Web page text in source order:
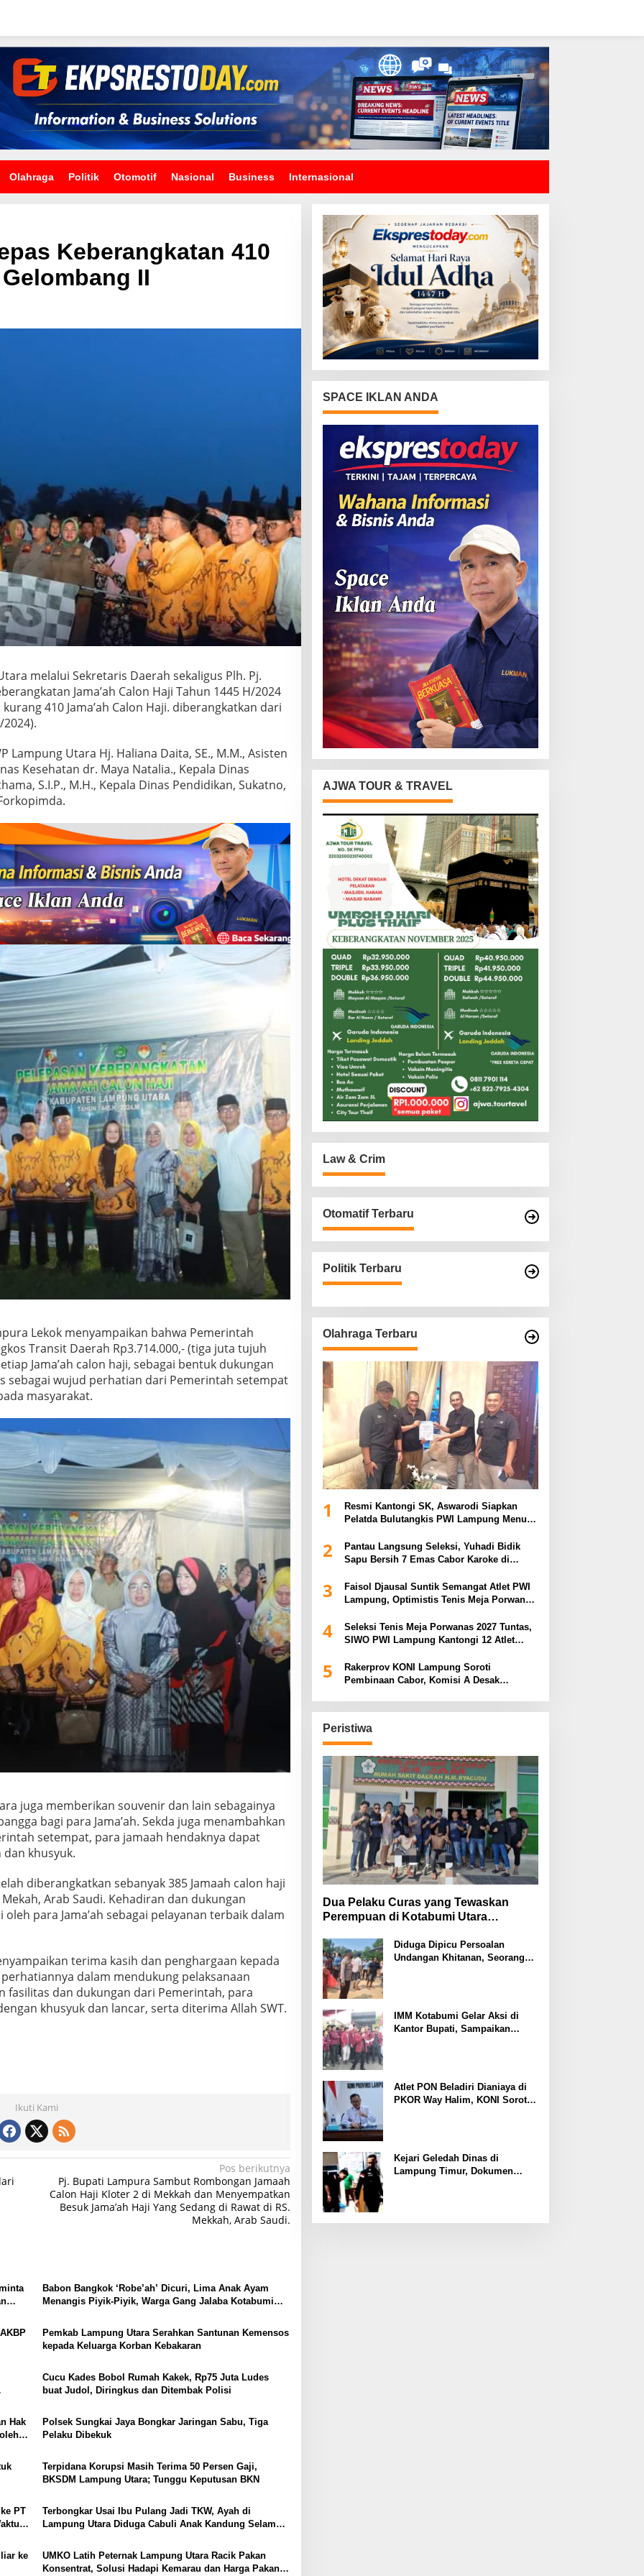
Olahraga Politik Otomotif Nasional Business Internasional
Keberangkatan 410
II
melalui Sekretaris Daerah sekaligus Plh. Pj.
Jama’ah Calon Haji Tahun 1445 H/2024
410 Jama’ah Calon Haji. diberangkatkan dari
Lampung Utara Hj. Haliana Daita, SE., M.M., Asisten
Kesehatan dr. Maya Natalia., Kepala Dinas
S.I.P., M.H., Kepala Dinas Pendidikan, Sukatno,
Lekok menyampaikan bahwa Pemerintah
Transit Daerah Rp3.714.000,- (tiga juta tujuh
Jama’ah calon haji, sebagai bentuk dukungan
sebagai wujud perhatian dari Pemerintah setempat
masyarakat.
juga memberikan souvenir dan lain sebagainya
bagi para Jama’ah. Sekda juga menambahkan
setempat, para jamaah hendaknya dapat
khusyuk.
diberangkatkan sebanyak 385 Jamaah calon haji
Arab Saudi. Kehadiran dan dukungan
para Jama’ah sebagai pelayanan terbaik dalam
terima kasih dan penghargaan kepada
dalam mendukung pelaksanaan
fasilitas dan dukungan dari Pemerintah, para
khusyuk dan lancar, serta diterima Allah SWT.
Ikuti Kami
Pos berikutnya
Pj. Bupati Lampura Sambut Rombongan Jamaah
Calon Haji Kloter 2 di Mekkah dan Menyempatkan
Besuk Jama’ah Haji Yang Sedang di Rawat di RS.
Mekkah, Arab Saudi.
Babon Bangkok ‘Robe’ah’ Dicuri, Lima Anak Ayam
Menangis Piyik-Piyik, Warga Gang Jalaba Kotabumi
Pemkab Lampung Utara Serahkan Santunan Kemensos
kepada Keluarga Korban Kebakaran
Cucu Kades Bobol Rumah Kakek, Rp75 Juta Ludes
buat Judol, Diringkus dan Ditembak Polisi
Hak
Polsek Sungkai Jaya Bongkar Jaringan Sabu, Tiga
Pelaku Dibekuk
Terpidana Korupsi Masih Terima 50 Persen Gaji,
BKSDM Lampung Utara; Tunggu Keputusan BKN
PT
Terbongkar Usai Ibu Pulang Jadi TKW, Ayah di
Lampung Utara Diduga Cabuli Anak Kandung Selama
ke
UMKO Latih Peternak Lampung Utara Racik Pakan
Konsentrat, Solusi Hadapi Kemarau dan Harga Pakan
SPACE IKLAN ANDA
AJWA TOUR & TRAVEL
Law & Crim
Otomatif Terbaru
Politik Terbaru
Olahraga Terbaru
1
Resmi Kantongi SK, Aswarodi Siapkan
Pelatda Bulutangkis PWI Lampung Menuju
2
Pantau Langsung Seleksi, Yuhadi Bidik
Sapu Bersih 7 Emas Cabor Karoke di
3
Faisol Djausal Suntik Semangat Atlet PWI
Lampung, Optimistis Tenis Meja Porwanas
4
Seleksi Tenis Meja Porwanas 2027 Tuntas,
SIWO PWI Lampung Kantongi 12 Atlet
5
Rakerprov KONI Lampung Soroti
Pembinaan Cabor, Komisi A Desak
Peristiwa
Dua Pelaku Curas yang Tewaskan
Perempuan di Kotabumi Utara
Ekonomi
Diduga Dipicu Persoalan
Undangan Khitanan, Seorang
IMM Kotabumi Gelar Aksi di
Kantor Bupati, Sampaikan
Atlet PON Beladiri Dianiaya di
PKOR Way Halim, KONI Soroti
Kejari Geledah Dinas di
Lampung Timur, Dokumen